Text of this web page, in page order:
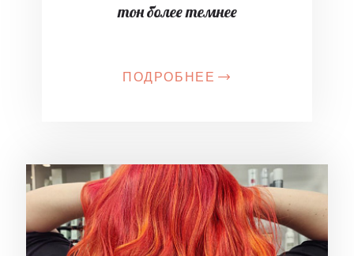
тон более темнее
ПОДРОБНЕЕ